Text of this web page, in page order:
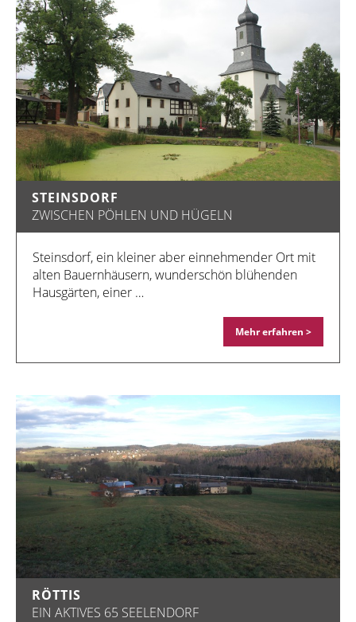
STEINSDORF
ZWISCHEN PÖHLEN UND HÜGELN
Steinsdorf, ein kleiner aber einnehmender Ort mit
alten Bauernhäusern, wunderschön blühenden
Hausgärten, einer …
Mehr erfahren >
RÖTTIS
EIN AKTIVES 65 SEELENDORF